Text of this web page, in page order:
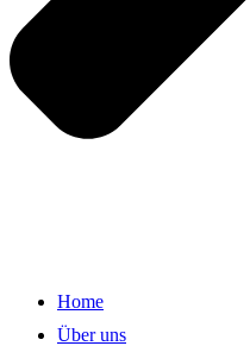
Home
Über uns